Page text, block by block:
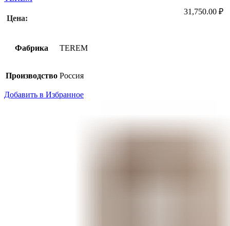
Цена:
31,750.00 ₽
Фабрика TEREM
Производство Россия
Добавить в Избранное